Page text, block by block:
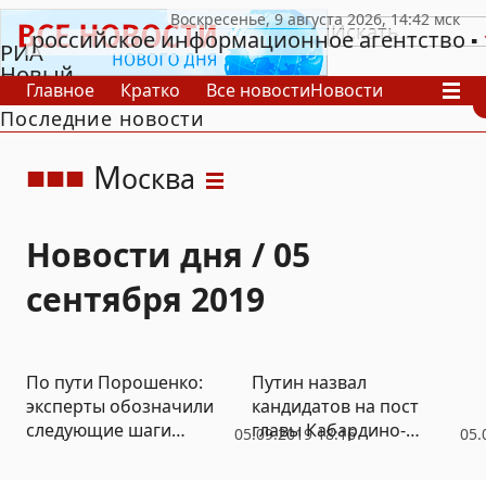
РИА
Новый
День
российское информационное агентство
Главное Кратко Все новостиНовости
В России
В мире
Последние новости
Москва
Новости дня / 05
сентября 2019
05.09.2019 18:16
По пути Порошенко:
эксперты обозначили
следующие шаги
Путин назвал
кандидатов на пост
главы Кабардино-